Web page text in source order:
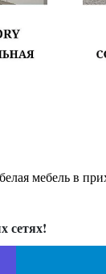
белая мебель в
сетях!